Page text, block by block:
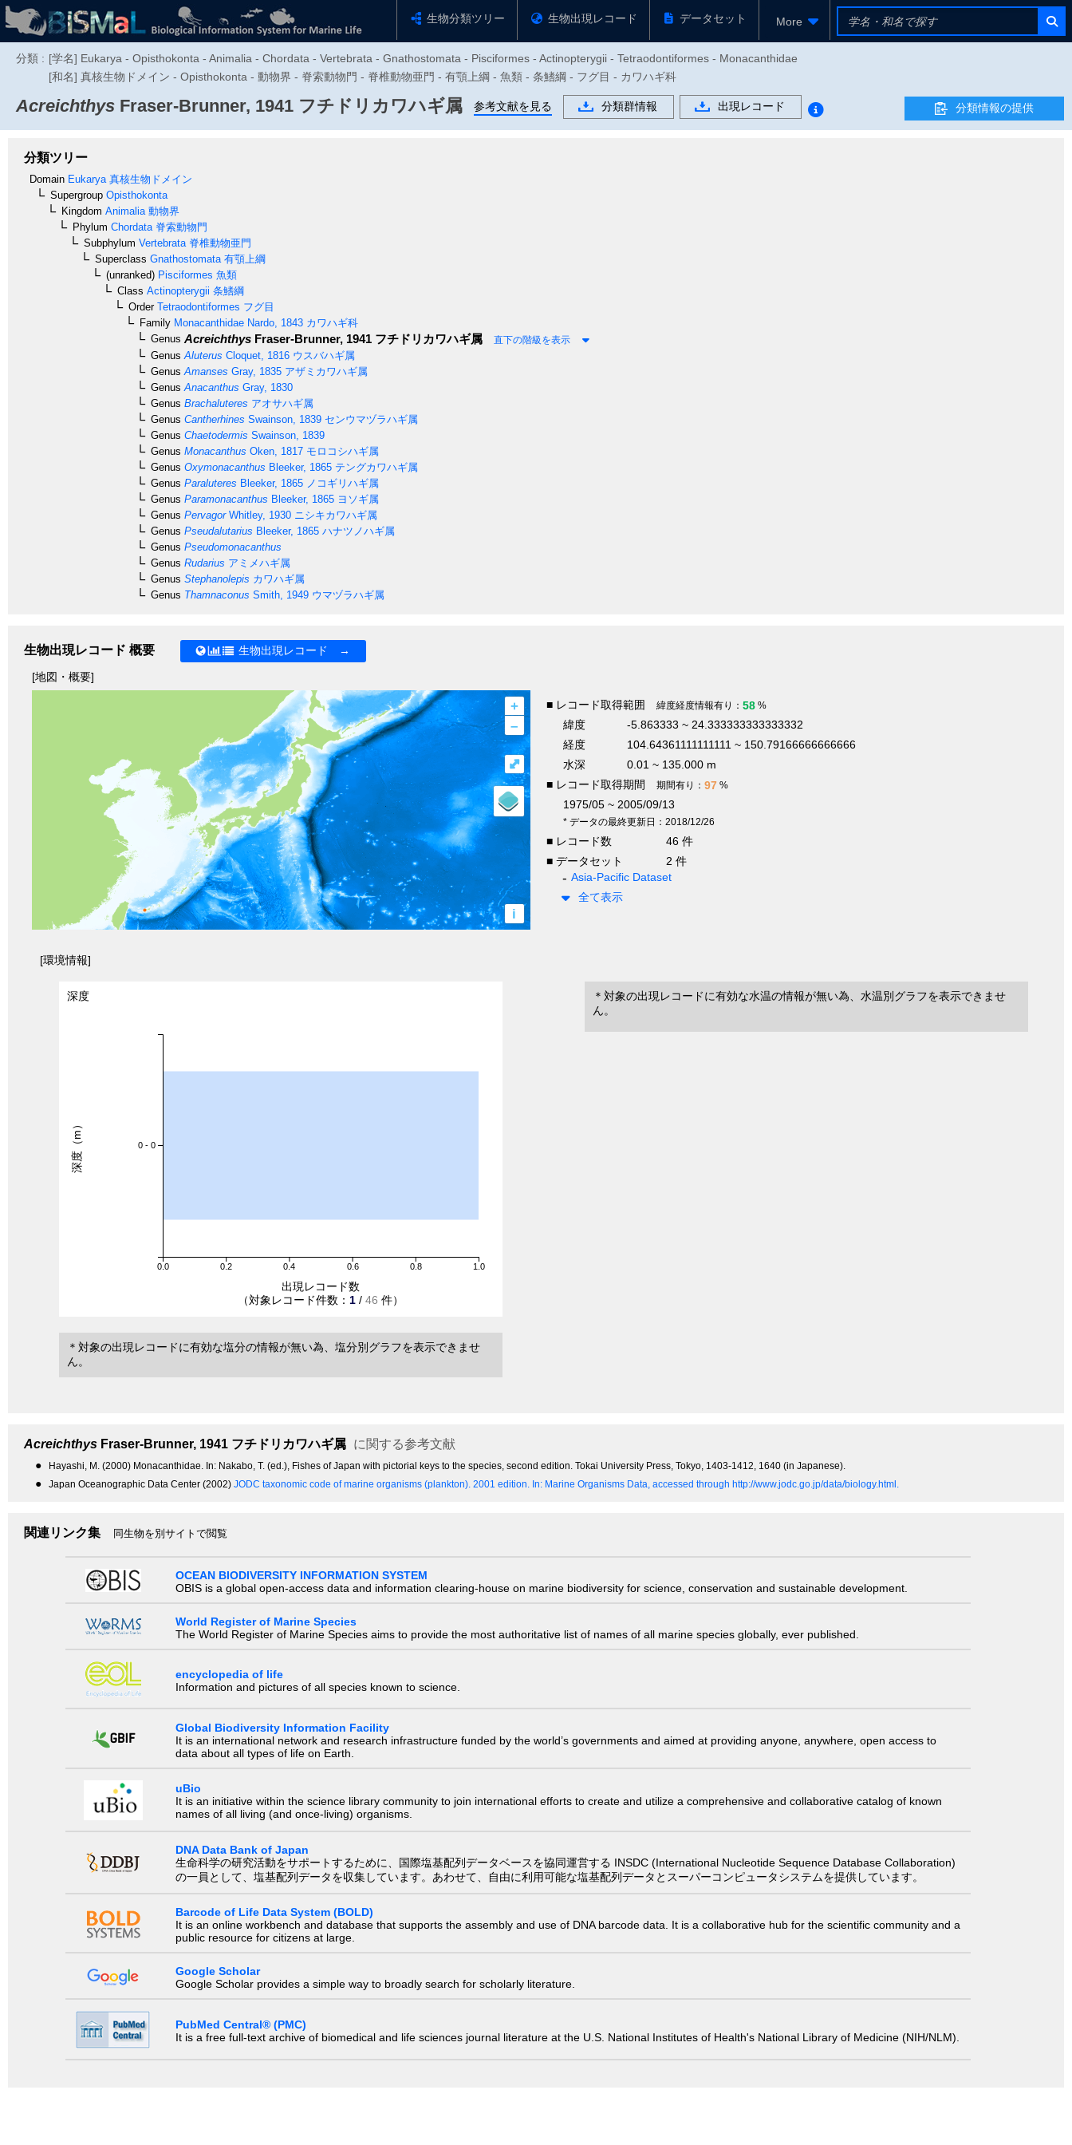
生物分類ツリー 生物出現レコード データセット More
分類 : [学名] Eukarya - Opisthokonta - Animalia - Chordata - Vertebrata - Gnathostomata - Pisciformes - Actinopterygii - Tetraodontiformes - Monacanthidae
[和名] 真核生物ドメイン - Opisthokonta - 動物界 - 脊索動物門 - 脊椎動物亜門 - 有顎上綱 - 魚類 - 条鰭綱 - フグ目 - カワハギ科
Acreichthys Fraser-Brunner, 1941 フチドリカワハギ属 参考文献を見る 分類群情報 出現レコード 分類情報の提供
分類ツリー
Domain Eukarya 真核生物ドメイン
Supergroup Opisthokonta
Kingdom Animalia 動物界
Phylum Chordata 脊索動物門
Subphylum Vertebrata 脊椎動物亜門
Superclass Gnathostomata 有顎上綱
(unranked) Pisciformes 魚類
Class Actinopterygii 条鰭綱
OrderTetraodontiformes フグ目
Family Monacanthidae Nardo, 1843 カワハギ科
Genus Acreichthys Fraser-Brunner, 1941 フチドリカワハギ属 直下の階級を表示
Genus Aluterus Cloquet, 1816 ウスバハギ属
Genus Amanses Gray, 1835 アザミカワハギ属
Genus Anacanthus Gray, 1830
Genus Brachaluteres アオサハギ属
Genus Cantherhines Swainson, 1839 センウマヅラハギ属
Genus Chaetodermis Swainson, 1839
Genus Monacanthus Oken, 1817 モロコシハギ属
Genus Oxymonacanthus Bleeker, 1865 テングカワハギ属
Genus Paraluteres Bleeker, 1865 ノコギリハギ属
Genus Paramonacanthus Bleeker, 1865 ヨソギ属
Genus PervagorWhitley, 1930 ニシキカワハギ属
Genus Pseudalutarius Bleeker, 1865 ハナツノハギ属
Genus Pseudomonacanthus
Genus Rudarius アミメハギ属
Genus Stephanolepis カワハギ属
Genus Thamnaconus Smith, 1949 ウマヅラハギ属
生物出現レコード 概要 生物出現レコード →
[地図・概要]
+
–
i
⤢
■ レコード取得範囲 緯度経度情報有り： 58 %
緯度
-5.863333 ~ 24.333333333333332
経度
104.64361111111111 ~ 150.79166666666666
水深
0.01 ~ 135.000 m
■ レコード取得期間
期間有り： 97 %
1975/05 ~ 2005/09/13
* データの最終更新日：2018/12/26
■ レコード数
46 件
■ データセット
2 件
Asia-Pacific Dataset
全て表示
[環境情報]
深度
0.0 0.2 0.4 0.6 0.8 1.0
0 - 0
出現レコード数
（対象レコード件数： 1 / 46 件）
深度（m）
＊対象の出現レコードに有効な水温の情報が無い為、水温別グラフを表示できませ
ん。
＊対象の出現レコードに有効な塩分の情報が無い為、塩分別グラフを表示できませ
ん。
Acreichthys Fraser-Brunner, 1941 フチドリカワハギ属 に関する参考文献
● Hayashi, M. (2000) Monacanthidae. In: Nakabo, T. (ed.), Fishes of Japan with pictorial keys to the species, second edition. Tokai University Press, Tokyo, 1403-1412, 1640 (in Japanese).
● Japan Oceanographic Data Center (2002) JODC taxonomic code of marine organisms (plankton). 2001 edition. In: Marine Organisms Data, accessed through http://www.jodc.go.jp/data/biology.html.
関連リンク集 同生物を別サイトで閲覧
OCEAN BIODIVERSITY INFORMATION SYSTEM
OBIS is a global open-access data and information clearing-house on marine biodiversity for science, conservation and sustainable development.
World Register of Marine Species
The World Register of Marine Species aims to provide the most authoritative list of names of all marine species globally, ever published.
encyclopedia of life
Information and pictures of all species known to science.
Global Biodiversity Information Facility
It is an international network and research infrastructure funded by the world’s governments and aimed at providing anyone, anywhere, open access to
data about all types of life on Earth.
uBio
It is an initiative within the science library community to join international efforts to create and utilize a comprehensive and collaborative catalog of known
names of all living (and once-living) organisms.
DNA Data Bank of Japan
生命科学の研究活動をサポートするために、国際塩基配列データベースを協同運営する INSDC (International Nucleotide Sequence Database Collaboration)
の一員として、塩基配列データを収集しています。あわせて、自由に利用可能な塩基配列データとスーパーコンピュータシステムを提供しています。
Barcode of Life Data System (BOLD)
It is an online workbench and database that supports the assembly and use of DNA barcode data. It is a collaborative hub for the scientific community and a
public resource for citizens at large.
Google Scholar
Google Scholar provides a simple way to broadly search for scholarly literature.
PubMed Central® (PMC)
It is a free full-text archive of biomedical and life sciences journal literature at the U.S. National Institutes of Health's National Library of Medicine (NIH/NLM).